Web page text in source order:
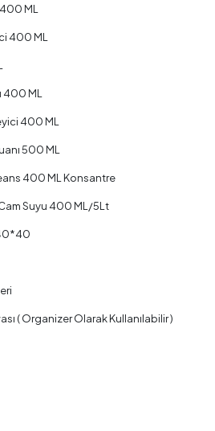
ML
400 ML
400 ML⁣
400 ML⁣
500 ML
400 ML⁣ Konsantre
Suyu 400 ML⁣/5Lt
( Organizer Olarak Kullanılabilir )